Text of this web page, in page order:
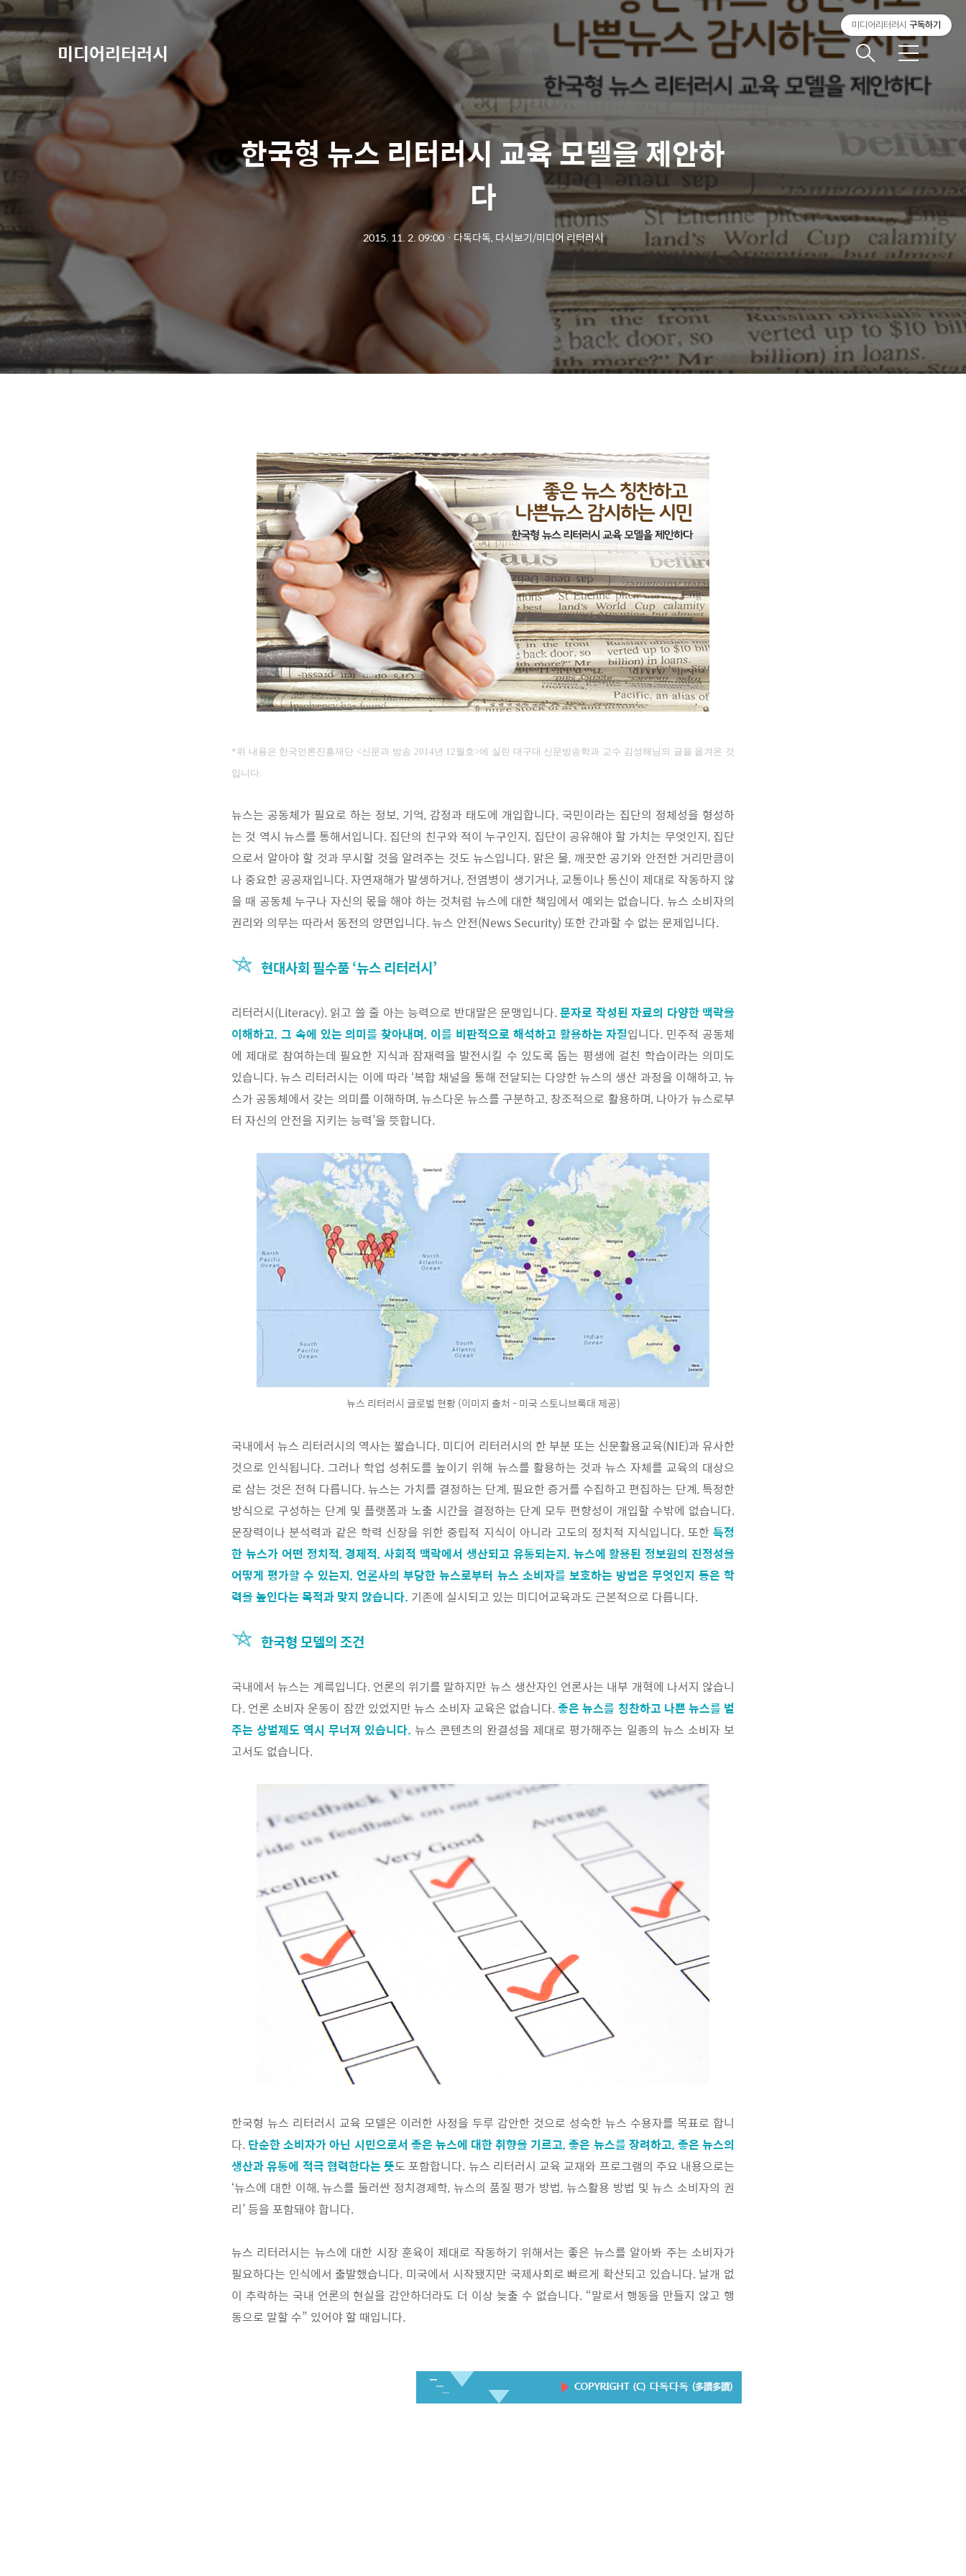
미디어리터러시 메
뉴
한국형 뉴스 리터러시 교육 모델을 제안하
다
2015. 11. 2. 09:00ㆍ 다독다독, 다시보기/미디어 리터러시
*위 내용은 한국언론진흥재단 <신문과 방송 2014년 12월호>에 실린 대구대 신문방송학과 교수 김성해 님의 글을 옮겨온 것
입니다.
뉴스는 공동체가 필요로 하는 정보, 기억, 감정과 태도에 개입합니다. 국민이라는 집단의 정체성을 형성하
는 것 역시 뉴스를 통해서입니다. 집단의 친구와 적이 누구인지, 집단이 공유해야 할 가치는 무엇인지, 집단
으로서 알아야 할 것과 무시할 것을 알려주는 것도 뉴스입니다. 맑은 물, 깨끗한 공기와 안전한 거리만큼이
나 중요한 공공재입니다. 자연재해가 발생하거나, 전염병이 생기거나, 교통이나 통신이 제대로 작동하지 않
을 때 공동체 누구나 자신의 몫을 해야 하는 것처럼 뉴스에 대한 책임에서 예외는 없습니다. 뉴스 소비자의
권리와 의무는 따라서 동전의 양면입니다. 뉴스 안전(News Security) 또한 간과할 수 없는 문제입니다.
현대사회 필수품 ‘뉴스 리터러시’
리터러시(Literacy). 읽고 쓸 줄 아는 능력으로 반대말은 문맹입니다.문자로 작성된 자료의 다양한 맥락을
이해하고, 그 속에 있는 의미를 찾아내며, 이를 비판적으로 해석하고 활용하는 자질입니다. 민주적 공동체
에 제대로 참여하는데 필요한 지식과 잠재력을 발전시킬 수 있도록 돕는 평생에 걸친 학습이라는 의미도
있습니다. 뉴스 리터러시는 이에 따라 ‘복합 채널을 통해 전달되는 다양한 뉴스의 생산 과정을 이해하고, 뉴
스가 공동체에서 갖는 의미를 이해하며, 뉴스다운 뉴스를 구분하고, 창조적으로 활용하며, 나아가 뉴스로부
터 자신의 안전을 지키는 능력’을 뜻합니다.
뉴스 리터러시 글로벌 현황 (이미지 출처 - 미국 스토니브룩대 제공)
국내에서 뉴스 리터러시의 역사는 짧습니다. 미디어 리터러시의 한 부분 또는 신문활용교육(NIE)과 유사한
것으로 인식됩니다. 그러나 학업 성취도를 높이기 위해 뉴스를 활용하는 것과 뉴스 자체를 교육의 대상으
로 삼는 것은 전혀 다릅니다. 뉴스는 가치를 결정하는 단계, 필요한 증거를 수집하고 편집하는 단계, 특정한
방식으로 구성하는 단계 및 플랫폼과 노출 시간을 결정하는 단계 모두 편향성이 개입할 수밖에 없습니다.
문장력이나 분석력과 같은 학력 신장을 위한 중립적 지식이 아니라 고도의 정치적 지식입니다. 또한 특정
한 뉴스가 어떤 정치적, 경제적, 사회적 맥락에서 생산되고 유통되는지, 뉴스에 활용된 정보원의 진정성을
어떻게 평가할 수 있는지, 언론사의 부당한 뉴스로부터 뉴스 소비자를 보호하는 방법은 무엇인지 등은 학
력을 높인다는 목적과 맞지 않습니다. 기존에 실시되고 있는 미디어교육과도 근본적으로 다릅니다.
한국형 모델의 조건
국내에서 뉴스는 계륵입니다. 언론의 위기를 말하지만 뉴스 생산자인 언론사는 내부 개혁에 나서지 않습니
다. 언론 소비자 운동이 잠깐 있었지만 뉴스 소비자 교육은 없습니다.좋은 뉴스를 칭찬하고 나쁜 뉴스를 벌
주는 상벌제도 역시 무너져 있습니다. 뉴스 콘텐츠의 완결성을 제대로 평가해주는 일종의 뉴스 소비자 보
고서도 없습니다.
한국형 뉴스 리터러시 교육 모델은 이러한 사정을 두루 감안한 것으로 성숙한 뉴스 수용자를 목표로 합니
다. 단순한 소비자가 아닌 시민으로서 좋은 뉴스에 대한 취향을 기르고, 좋은 뉴스를 장려하고, 좋은 뉴스의
생산과 유통에 적극 협력한다는 뜻도 포함합니다. 뉴스 리터러시 교육 교재와 프로그램의 주요 내용으로는
‘뉴스에 대한 이해, 뉴스를 둘러싼 정치경제학, 뉴스의 품질 평가 방법, 뉴스활용 방법 및 뉴스 소비자의 권
리’ 등을 포함돼야 합니다.
뉴스 리터러시는 뉴스에 대한 시장 훈육이 제대로 작동하기 위해서는 좋은 뉴스를 알아봐 주는 소비자가
필요하다는 인식에서 출발했습니다. 미국에서 시작됐지만 국제사회로 빠르게 확산되고 있습니다. 날개 없
이 추락하는 국내 언론의 현실을 감안하더라도 더 이상 늦출 수 없습니다. “말로서 행동을 만들지 않고 행
동으로 말할 수” 있어야 할 때입니다.
미디어리터러시 구독하기